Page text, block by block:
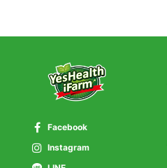
Facebook
Instagram